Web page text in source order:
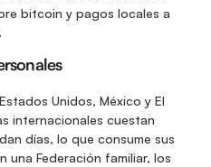
bitcoin y pagos locales a
Unidos, México y El
internacionales cuestan
días, lo que consume sus
una Federación familiar, los